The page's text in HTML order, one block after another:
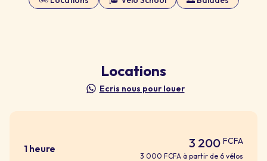
Locations
Ecris nous pour louer
1 heure 3 200 FCFA
3 000 FCFA à partir de 6 vélos